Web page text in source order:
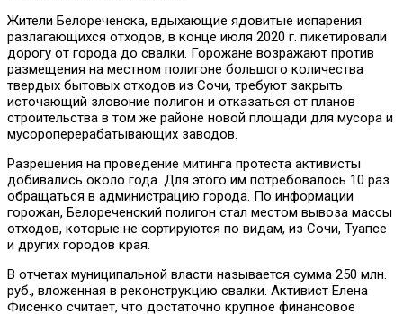
Жители Белореченска, вдыхающие ядовитые испарения
разлагающихся отходов, в конце июля 2020 г. пикетировали
дорогу от города до свалки. Горожане возражают против
размещения на местном полигоне большого количества
твердых бытовых отходов из Сочи, требуют закрыть
источающий зловоние полигон и отказаться от планов
строительства в том же районе новой площади для мусора и
мусороперерабатывающих заводов.
Разрешения на проведение митинга протеста активисты
добивались около года. Для этого им потребовалось 10 раз
обращаться в администрацию города. По информации
горожан, Белореченский полигон стал местом вывоза массы
отходов, которые не сортируются по видам, из Сочи, Туапсе
и других городов края.
В отчетах муниципальной власти называется сумма 250 млн.
руб., вложенная в реконструкцию свалки. Активист Елена
Фисенко считает, что достаточно крупное финансовое